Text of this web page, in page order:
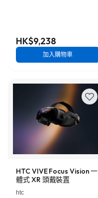
HK$9,238
加入購物車
HTC VIVE Focus Vision 一
體式 XR 頭戴裝置
htc